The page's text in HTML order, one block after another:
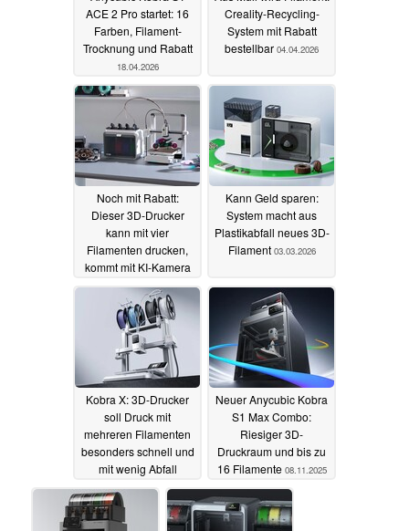
ACE 2 Pro startet: 16
Farben, Filament-
Trocknung und Rabatt
18.04.2026
Creality-Recycling-
System mit Rabatt
bestellbar 04.04.2026
Noch mit Rabatt:
Dieser 3D-Drucker
kann mit vier
Filamenten drucken,
kommt mit KI-Kamera
15.03.2026
Kann Geld sparen:
System macht aus
Plastikabfall neues 3D-
Filament 03.03.2026
Kobra X: 3D-Drucker
soll Druck mit
mehreren Filamenten
besonders schnell und
mit wenig Abfall
möglich machen
12.12.2025
Neuer Anycubic Kobra
S1 Max Combo:
Riesiger 3D-
Druckraum und bis zu
16 Filamente 08.11.2025